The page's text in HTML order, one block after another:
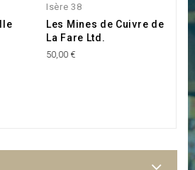
Isère 38
Les Mines de Cuivre de
La Fare Ltd.
50,00 €